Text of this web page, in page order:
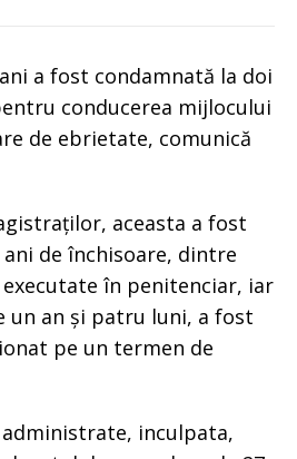
a fost condamnată la doi
conducerea mijlocului
de ebrietate, comunică
aceasta a fost
de închisoare, dintre
în penitenciar, iar
un an și patru luni, a fost
pe un termen de
inculpata,